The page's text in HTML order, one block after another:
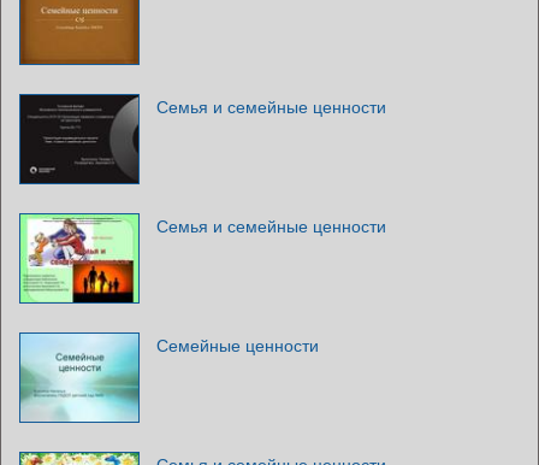
Семья и семейные ценности
Семья и семейные ценности
Семейные ценности